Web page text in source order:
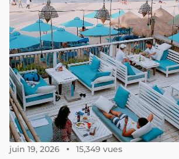
juin 19, 2026 15,349 vues